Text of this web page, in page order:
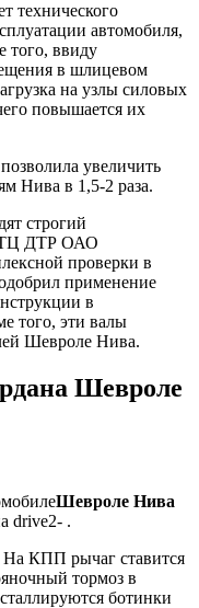
технического
автомобиля,
того, ввиду
в шлицевом
на узлы силовых
повышается их
увеличить
Нива в 1,5-2 раза.
строгий
ДТР ОАО
проверки в
применение
в
того, эти валы
Шевроле Нива.
Шевроле
Шевроле Нива
drive2- .
На КПП рычаг ставится
тормоз в
ботинки